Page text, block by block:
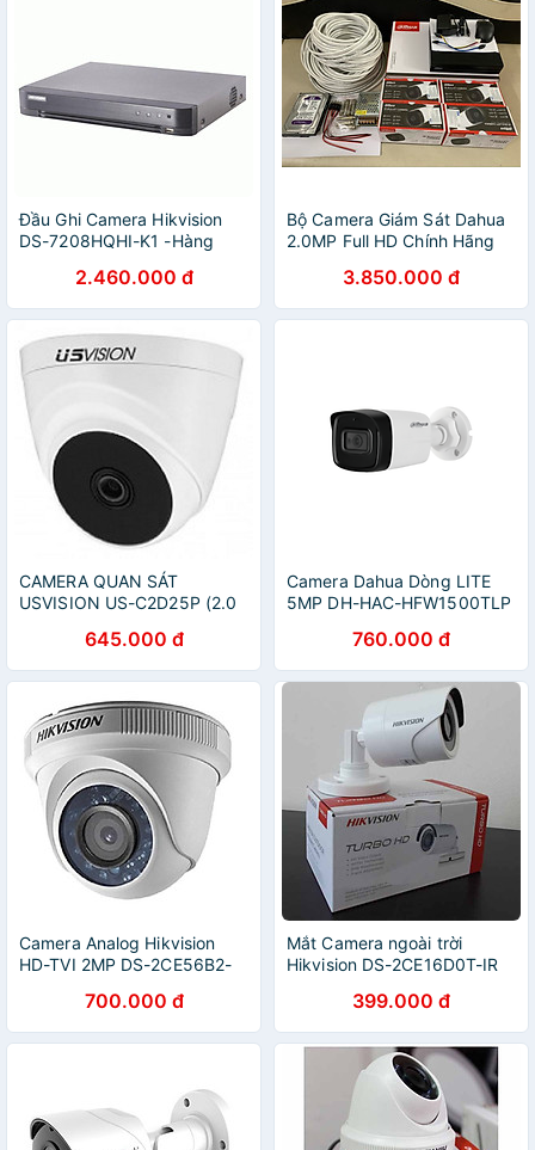
Đầu Ghi Camera Hikvision
DS-7208HQHI-K1 -Hàng
2.460.000 đ
Bộ Camera Giám Sát Dahua
2.0MP Full HD Chính Hãng
3.850.000 đ
CAMERA QUAN SÁT
USVISION US-C2D25P (2.0
645.000 đ
Camera Dahua Dòng LITE
5MP DH-HAC-HFW1500TLP
760.000 đ
Camera Analog Hikvision
HD-TVI 2MP DS-2CE56B2-
700.000 đ
Mắt Camera ngoài trời
Hikvision DS-2CE16D0T-IR
399.000 đ